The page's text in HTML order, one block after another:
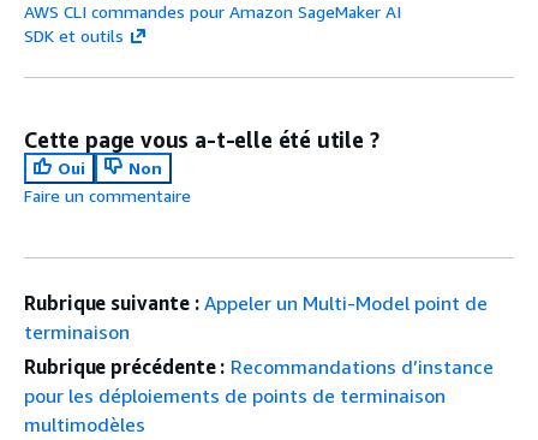
AWS CLI commandes pour Amazon SageMaker AI
SDK et outils
Cette page vous a-t-elle été utile ?
Oui
Non
Faire un commentaire
Rubrique suivante : Appeler un Multi-Model point de
terminaison
Rubrique précédente : Recommandations d’instance
pour les déploiements de points de terminaison
multimodèles